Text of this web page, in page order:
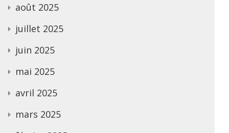
août 2025
juillet 2025
juin 2025
mai 2025
avril 2025
mars 2025